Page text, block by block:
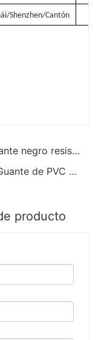
Shenzhen/Cantón
Anterior entrada anterior : Guante negro resistente al gas de aceite de PVC 14 pulgadas
Siguiente entrada siguiente : Guante de PVC de una sola inmersión de guante negro
producto